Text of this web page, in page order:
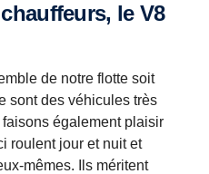
de notre flotte soit
sont des véhicules très
également plaisir
roulent jour et nuit et
mêmes. Ils méritent